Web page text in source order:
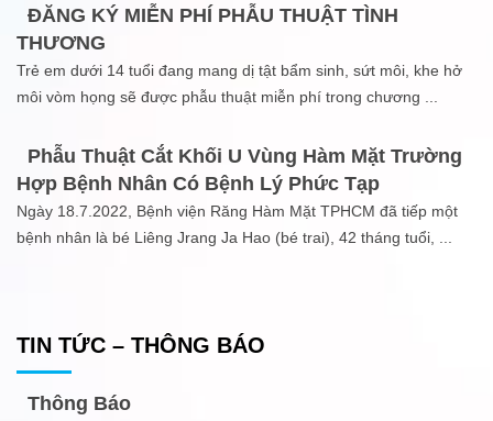
ĐĂNG KÝ MIỄN PHÍ PHẪU THUẬT TÌNH
THƯƠNG
Trẻ em dưới 14 tuổi đang mang dị tật bẩm sinh, sứt môi, khe hở
môi vòm họng sẽ được phẫu thuật miễn phí trong chương
Phẫu Thuật Cắt Khối U Vùng Hàm Mặt Trường
Hợp Bệnh Nhân Có Bệnh Lý Phức Tạp
Ngày 18.7.2022, Bệnh viện Răng Hàm Mặt TPHCM đã tiếp một
bệnh nhân là bé Liêng Jrang Ja Hao (bé trai), 42 tháng tuổi,
TIN TỨC – THÔNG BÁO
Thông Báo